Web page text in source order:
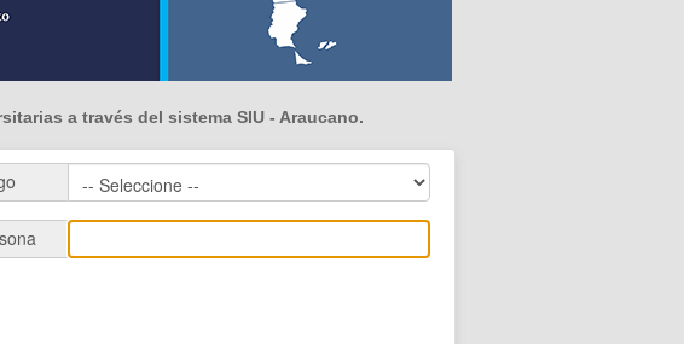
a través del sistema SIU - Araucano.